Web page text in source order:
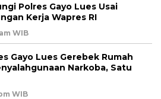
Polres Gayo Lues Usai
Kerja Wapres RI
WIB
Gayo Lues Gerebek Rumah
Narkoba, Satu
WIB